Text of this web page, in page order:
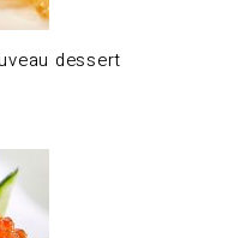
dessert